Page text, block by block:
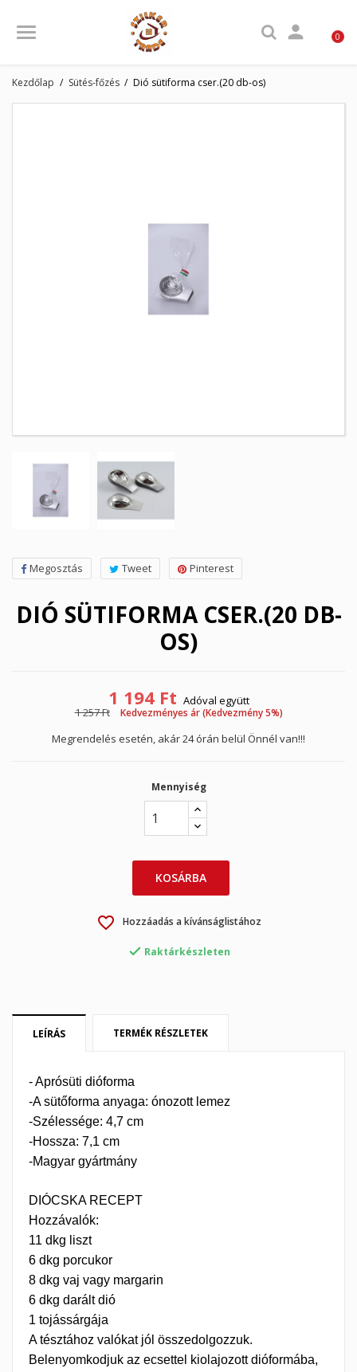
 0
Kezdőlap Sütés-főzés Dió sütiforma cser.(20 db-os)
Megosztás Tweet Pinterest
DIÓ SÜTIFORMA CSER.(20 DB-
OS)
1 194 Ft Adóval együtt
1 257 Ft
Kedvezményes ár (Kedvezmény 5%)
Megrendelés esetén, akár 24 órán belül Önnél van!!!
Mennyiség
KOSÁRBA
favorite_border Hozzáadás a kívánságlistához
 Raktárkészleten
LEÍRÁS TERMÉK RÉSZLETEK
- Aprósüti dióforma
-A sütőforma anyaga: ónozott lemez
-Szélessége: 4,7 cm
-Hossza: 7,1 cm
-Magyar gyártmány
DIÓCSKA RECEPT
Hozzávalók:
11 dkg liszt
6 dkg porcukor
8 dkg vaj vagy margarin
6 dkg darált dió
1 tojássárgája
A tésztához valókat jól összedolgozzuk.
Belenyomkodjuk az ecsettel kiolajozott dióformába,
My wishlists
Create new list
Kívánságlista létrehozása
Kívánságlista neve
Mégsem
Bejelentkezés
Be kell jelentkezned a termékek kívánságlistába történő
mentéséhez.